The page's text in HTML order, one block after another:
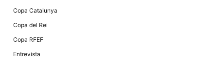
Copa Catalunya
Copa del Rei
Copa RFEF
Entrevista